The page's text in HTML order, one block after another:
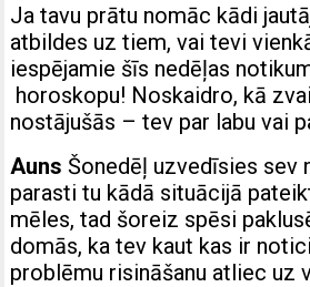
Ja tavu prātu nomāc kādi
atbildes uz tiem, vai tevi
iespējamie šīs nedēļas
horoskopu! Noskaidro, kā
nostājušās – tev par labu vai
Auns Šonedēļ uzvedīsies sev
parasti tu kādā situācijā
mēles, tad šoreiz spēsi
domās, ka tev kaut kas ir
problēmu risināšanu atliec uz